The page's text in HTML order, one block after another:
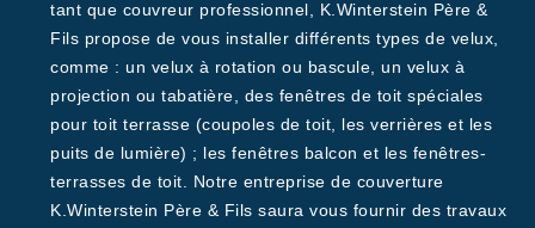
tant que couvreur professionnel, K.Winterstein Père &
Fils propose de vous installer différents types de velux,
comme : un velux à rotation ou bascule, un velux à
projection ou tabatière, des fenêtres de toit spéciales
pour toit terrasse (coupoles de toit, les verrières et les
puits de lumière) ; les fenêtres balcon et les fenêtres-
terrasses de toit. Notre entreprise de couverture
K.Winterstein Père & Fils saura vous fournir des travaux